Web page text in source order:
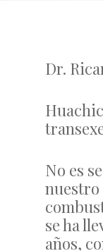
Dr.
No es
nuestro
se ha
años,